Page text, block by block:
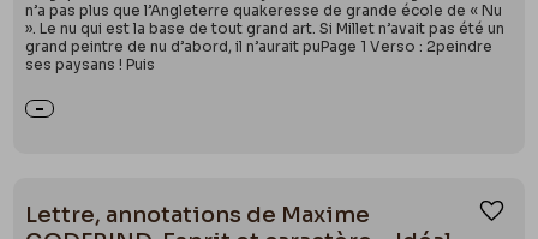
n’a pas plus que l’Angleterre quakeresse de grande école de « Nu
». Le nu qui est la base de tout grand art. Si Millet n’avait pas été un
grand peintre de nu d’abord, il n’aurait puPage 1 Verso : 2peindre
ses paysans ! Puis
Lettre, annotations de Maxime